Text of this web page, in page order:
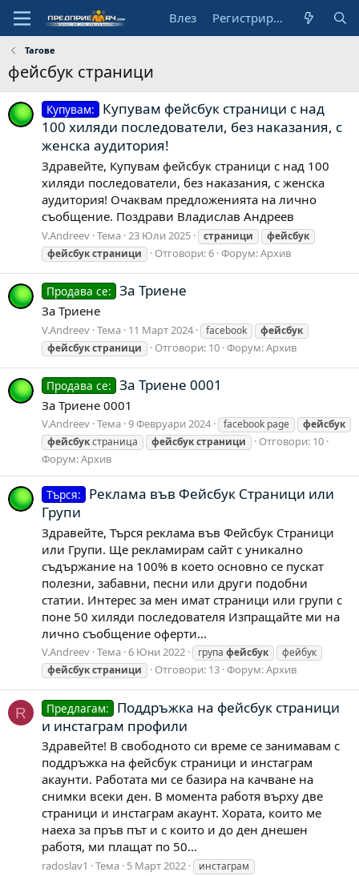
Влез Регистрирай се
Тагове
фейсбук страници
Купувам:
Купувам фейсбук страници с над
100 хиляди последователи, без наказания, с
женска аудитория!
Здравейте, Купувам фейсбук страници с над 100
хиляди последователи, без наказания, с женска
аудитория! Очаквам предложенията на лично
съобщение. Поздрави Владислав Андреев
V.Andreev Тема 23 Юли 2025 страници
фейсбук
фейсбукстраници Отговори: 6 Форум:Архив
Продава се: За Триене
За Триене
V.Andreev Тема 11 Март 2024 facebook
фейсбук
фейсбукстраници Отговори: 10 Форум:Архив
Продава се: За Триене 0001
За Триене 0001
V.Andreev Тема 9 Февруари 2024 facebook page
фейсбук
фейсбукстраница фейсбукстраници
Отговори: 10
Форум:Архив
Търся:
Реклама във Фейсбук Страници или
Групи
Здравейте, Търся реклама във Фейсбук Страници
или Групи. Ще рекламирам сайт с уникално
съдържание на 100% в което основно се пускат
полезни, забавни, песни или други подобни
статии. Интерес за мен имат страници или групи с
поне 50 хиляди последователя Изпращайте ми на
лично съобщение оферти...
V.Andreev Тема 6 Юни 2022 група фейсбук
фейбук
фейсбукстраници Отговори: 13 Форум:Архив
R Предлагам:
Поддръжка на фейсбук страници
и инстаграм профили
Здравейте! В свободното си време се занимавам с
поддръжка на фейсбук страници и инстаграм
акаунти. Работата ми се базира на качване на
снимки всеки ден. В момента работя върху две
страници и инстаграм акаунт. Хората, които ме
наеха за пръв път и с които и до ден днешен
работя, ми плащат по 50...
radoslav1 Тема 5 Март 2022
инстаграм